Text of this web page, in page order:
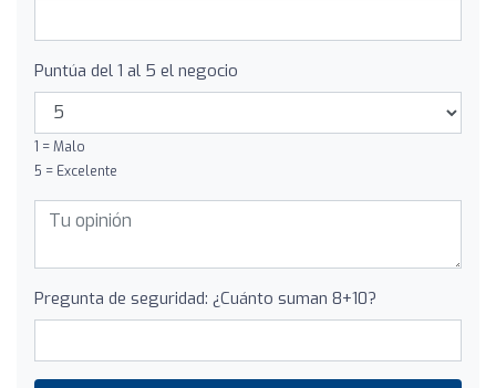
Puntúa del 1 al 5 el negocio
1 = Malo
5 = Excelente
Pregunta de seguridad: ¿Cuánto suman 8+10?